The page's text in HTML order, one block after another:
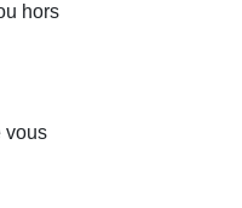
hors
vous